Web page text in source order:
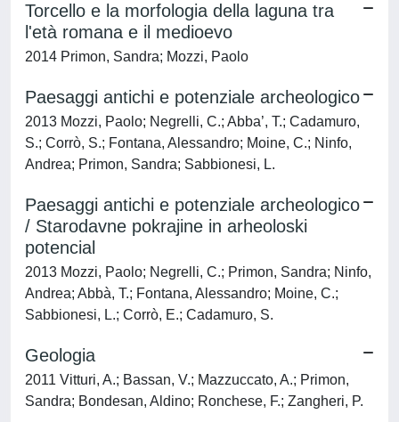
Torcello e la morfologia della laguna tra
l'età romana e il medioevo
2014 Primon, Sandra; Mozzi, Paolo
Paesaggi antichi e potenziale archeologico
2013 Mozzi, Paolo; Negrelli, C.; Abba’, T.; Cadamuro,
S.; Corrò, S.; Fontana, Alessandro; Moine, C.; Ninfo,
Andrea; Primon, Sandra; Sabbionesi, L.
Paesaggi antichi e potenziale archeologico
/ Starodavne pokrajine in arheoloski
potencial
2013 Mozzi, Paolo; Negrelli, C.; Primon, Sandra; Ninfo,
Andrea; Abbà, T.; Fontana, Alessandro; Moine, C.;
Sabbionesi, L.; Corrò, E.; Cadamuro, S.
Geologia
2011 Vitturi, A.; Bassan, V.; Mazzuccato, A.; Primon,
Sandra; Bondesan, Aldino; Ronchese, F.; Zangheri, P.